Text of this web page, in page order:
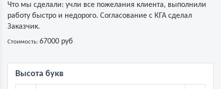
Что мы сделали: учли все пожелания клиента, выполнили
работу быстро и недорого. Согласование с КГА сделал
Заказчик.
Стоимость: 67000 руб
Высота букв